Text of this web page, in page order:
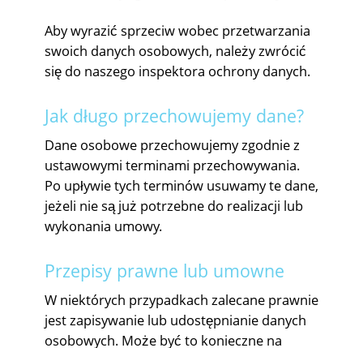
Aby wyrazić sprzeciw wobec przetwarzania
swoich danych osobowych, należy zwrócić
się do naszego inspektora ochrony danych.
Jak długo przechowujemy dane?
Dane osobowe przechowujemy zgodnie z
ustawowymi terminami przechowywania.
Po upływie tych terminów usuwamy te dane,
jeżeli nie są już potrzebne do realizacji lub
wykonania umowy.
Przepisy prawne lub umowne
W niektórych przypadkach zalecane prawnie
jest zapisywanie lub udostępnianie danych
osobowych. Może być to konieczne na